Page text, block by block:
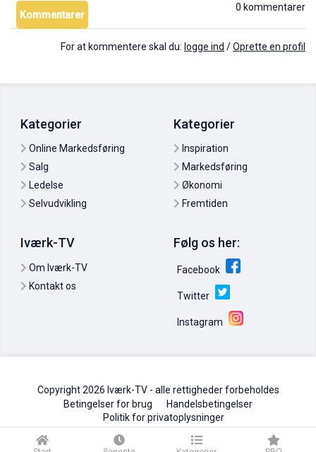
Mikael Johnsen: Tre gode grunde til at bruge video
Mike Michalowicz: Du skal skille dig ud
Viral marketing: Tiger Woods kan gå på vandet
0 kommentarer
Kommentarer
For at kommentere skal du: logge ind /Oprette en profil
Kategorier
Online Markedsføring
Salg
Ledelse
Selvudvikling
Kategorier
Inspiration
Markedsføring
Økonomi
Fremtiden
Iværk-TV
Om Iværk-TV
Kontakt os
Følg os her:
Facebook
Twitter
Instagram
Copyright 2026 Iværk-TV - alle rettigheder forbeholdes
Betingelser for brug
Handelsbetingelser
Politik for privatoplysninger